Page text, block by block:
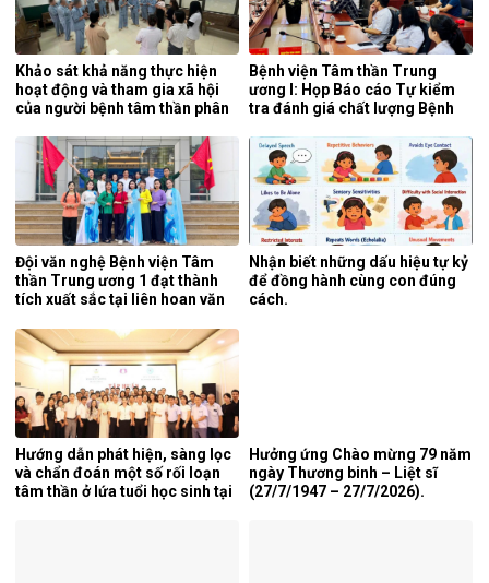
Khảo sát khả năng thực hiện
hoạt động và tham gia xã hội
của người bệnh tâm thần phân
năng, Bệnh viện Tâm thần
Trung ương 1.
Bệnh viện Tâm thần Trung
ương I: Họp Báo cáo Tự kiểm
tra đánh giá chất lượng Bệnh
Đội văn nghệ Bệnh viện Tâm
thần Trung ương 1 đạt thành
tích xuất sắc tại liên hoan văn
lần thứ 5 năm 2026.
Nhận biết những dấu hiệu tự kỷ
để đồng hành cùng con đúng
cách.
Hướng dẫn phát hiện, sàng lọc
và chẩn đoán một số rối loạn
tâm thần ở lứa tuổi học sinh tại
Hưởng ứng Chào mừng 79 năm
ngày Thương binh – Liệt sĩ
(27/7/1947 – 27/7/2026).